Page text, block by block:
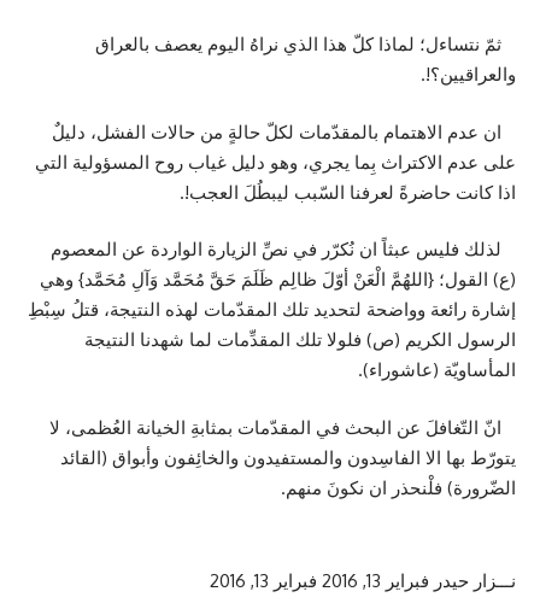
ثمّ نتساءل؛ لماذا كلّ هذا الذي نراهُ اليوم يعصف بالعراق
والعراقيين؟!.
ان عدم الاهتمام بالمقدّمات لكلّ حالةٍ من حالات الفشل، دليلٌ
على عدم الاكتراث بِما يجري، وهو دليل غياب روح المسؤولية التي
اذا كانت حاضرةً لعرفنا السّبب ليبطُلَ العجب!.
لذلك فليس عبثاً ان نُكرّر في نصِّ الزيارة الواردة عن المعصوم
(ع) القول؛ {اللهُمَّ الْعَنْ أوّلَ ظالِم ظَلَمَ حَقَّ مُحَمَّد وَآلِ مُحَمَّد} وهي
إشارة رائعة وواضحة لتحديد تلك المقدّمات لهذه النتيجة، قتلُ سِبْطِ
الرسول الكريم (ص) فلولا تلك المقدِّمات لما شهدنا النتيجة
المأساويّة (عاشوراء).
انّ التّغافلَ عن البحث في المقدّمات بمثابةِ الخيانة العُظمى، لا
يتورّط بها الا الفاسِدون والمستفيدون والخائِفون وأبواق (القائد
الضّرورة) فلْنحذر ان نكونَ منهم.
نـــزار حيدر فبراير 13, 2016 فبراير 13, 2016